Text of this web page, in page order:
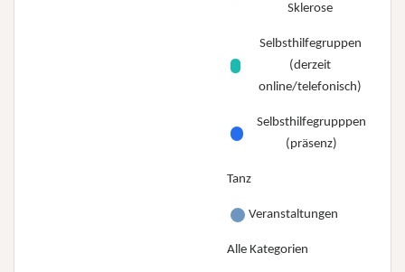
Sklerose
Selbsthilfegruppen
(derzeit
online/telefonisch)
Selbsthilfegrupppen
(präsenz)
Tanz
Veranstaltungen
Alle Kategorien